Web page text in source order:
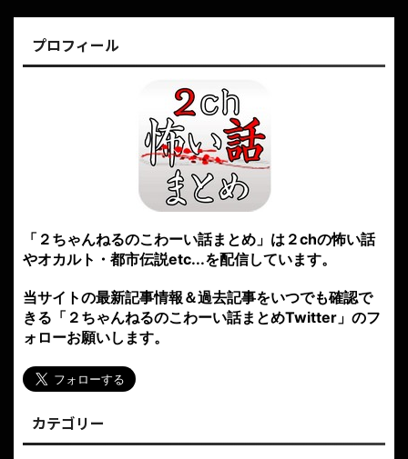
プロフィール
「２ちゃんねるのこわーい話まとめ」は２chの怖い話
やオカルト・都市伝説etc...を配信しています。
当サイトの最新記事情報＆過去記事をいつでも確認で
きる「２ちゃんねるのこわーい話まとめTwitter」のフ
ォローお願いします。
カテゴリー